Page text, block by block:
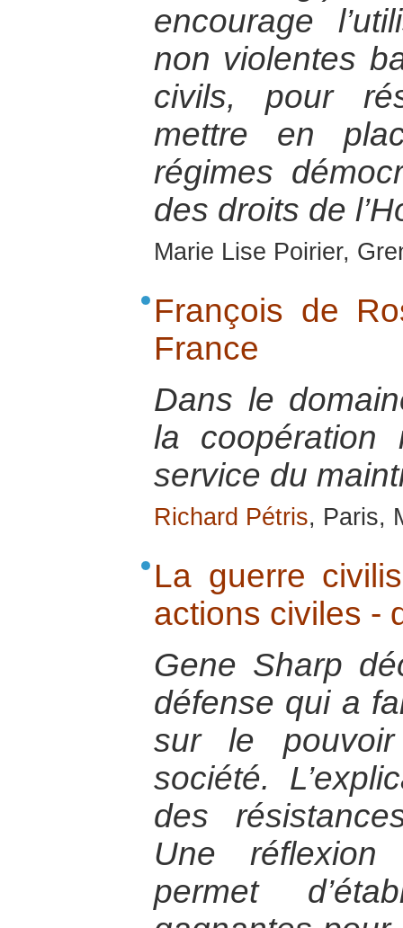
encourage
non violentes
civils, pour
mettre en
régimes
des droits de
Marie Lise Poirier,
François de
France
Dans le
la coopération
service du
Richard Pétris, Paris,
La guerre
actions civiles -
Gene Sharp
défense qui a
sur le
société.
des
Une
permet